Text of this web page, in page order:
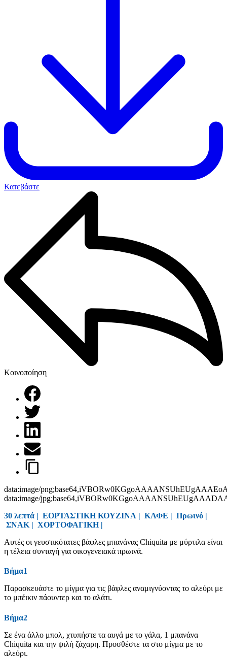
Κατεβάστε
Κοινοποίηση
data:image/
data:image/
30 λεπτά | ΕΟΡΤΑΣΤΙΚΗ ΚΟΥΖΙΝΑ | ΚΑΦΕ | Πρωινό |
ΣΝΑΚ | ΧΟΡΤΟΦΑΓΙΚΗ|
Αυτές οι γευστικότατες βάφλες μπανάνας Chiquita με μύρτιλα είναι
η τέλεια συνταγή για οικογενειακά πρωινά.
Βήμα1
Παρασκευάστε το μίγμα για τις βάφλες αναμιγνύοντας το αλεύρι με
το μπέικιν πάουντερ και το αλάτι.
Βήμα2
Σε ένα άλλο μπολ, χτυπήστε τα αυγά με το γάλα, 1 μπανάνα
Chiquita και την ψιλή ζάχαρη. Προσθέστε τα στο μίγμα με το
αλεύρι.